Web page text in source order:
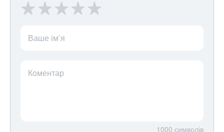
Ваше ім’я
Коментар
1000 символів